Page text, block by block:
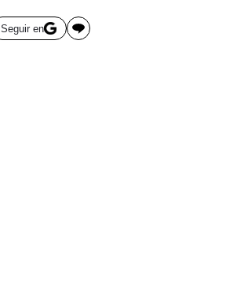
Seguir en